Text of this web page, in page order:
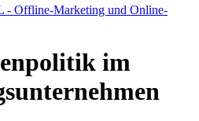
- Offline-Marketing und Online-
im